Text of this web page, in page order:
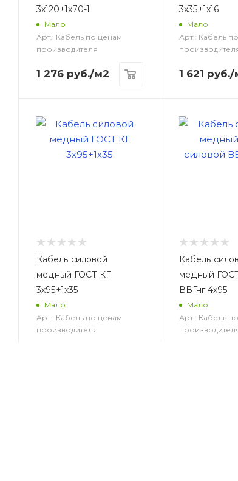
3х120+1х70-1
Мало
Арт.: Кабель по ценам
производителя
1 276 руб./м2
3x35+1x16
Мало
Арт.: Кабель
1 621 руб./
Кабель силовой
медный ГОСТ КГ
3х95+1х35
Мало
Арт.: Кабель по ценам
производителя
Кабель
медный
ВВГнг 4х95
Мало
Арт.: Кабель